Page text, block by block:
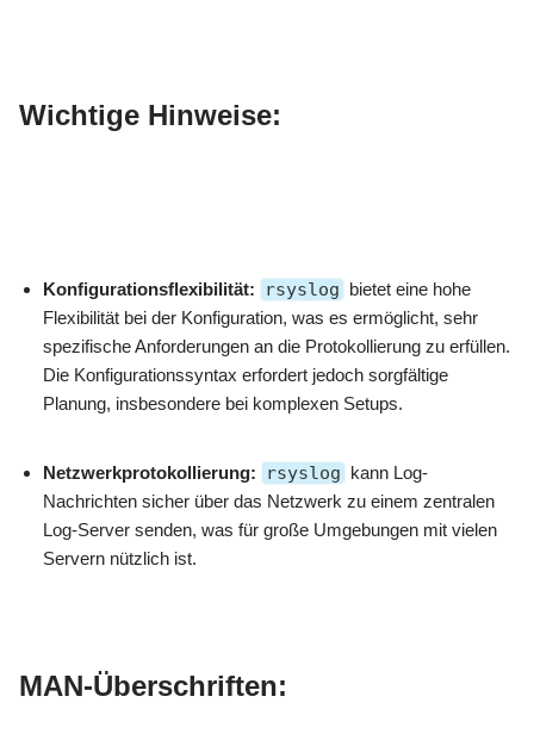
Wichtige Hinweise:
Konfigurationsflexibilität: rsyslog bietet eine hohe
Flexibilität bei der Konfiguration, was es ermöglicht, sehr
spezifische Anforderungen an die Protokollierung zu erfüllen.
Die Konfigurationssyntax erfordert jedoch sorgfältige
Planung, insbesondere bei komplexen Setups.
Netzwerkprotokollierung: rsyslog kann Log-
Nachrichten sicher über das Netzwerk zu einem zentralen
Log-Server senden, was für große Umgebungen mit vielen
Servern nützlich ist.
MAN-Überschriften: